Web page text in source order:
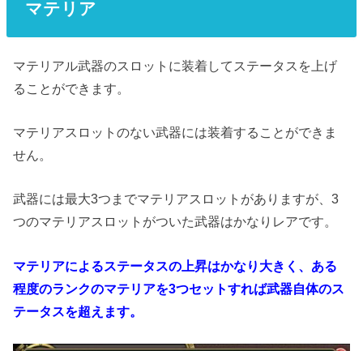
マテリア
マテリアル武器のスロットに装着してステータスを上げ
ることができます。
マテリアスロットのない武器には装着することができま
せん。
武器には最大3つまでマテリアスロットがありますが、3
つのマテリアスロットがついた武器はかなりレアです。
マテリアによるステータスの上昇はかなり大きく、ある
程度のランクのマテリアを3つセットすれば武器自体のス
テータスを超えます。